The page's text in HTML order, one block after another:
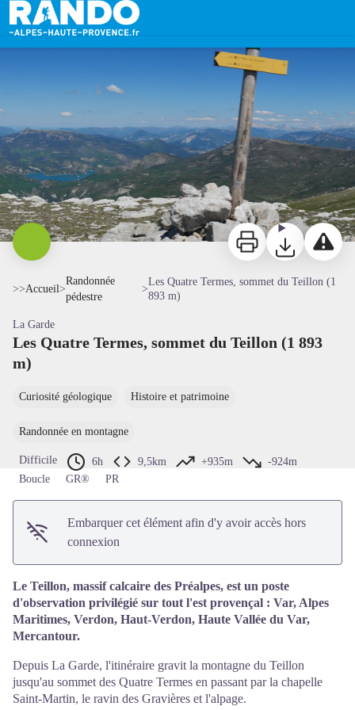
Les Quatre Termes, sommet du Teillon (1 893 m)
Sommet du Teillon - DR
ImprimerTéléchargerSignaler
>>Accueil>
Randonnée
pédestre
>
Les Quatre Termes, sommet du Teillon (1
893 m)
La Garde
Les Quatre Termes, sommet du Teillon (1 893
m)
Curiosité géologique Histoire et patrimoine
Randonnée en montagne
Difficile 6h 9,5km +935m
-924m
Boucle
GR® PR
Embarquer cet élément afin d'y avoir accès hors
connexion
Le Teillon, massif calcaire des Préalpes, est un poste
d'observation privilégié sur tout l'est provençal : Var, Alpes
Maritimes, Verdon, Haut-Verdon, Haute Vallée du Var,
Mercantour.
Depuis La Garde, l'itinéraire gravit la montagne du Teillon
jusqu'au sommet des Quatre Termes en passant par la chapelle
Saint-Martin, le ravin des Gravières et l'alpage.